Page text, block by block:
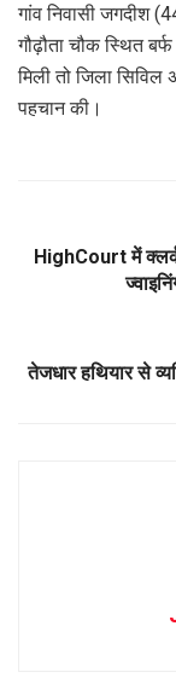
गांव निवासी जगदीश
गौढ़ौता चौक स्थित
मिली तो जिला
पहचान की।
HighCourt में
तेजधार हथियार से